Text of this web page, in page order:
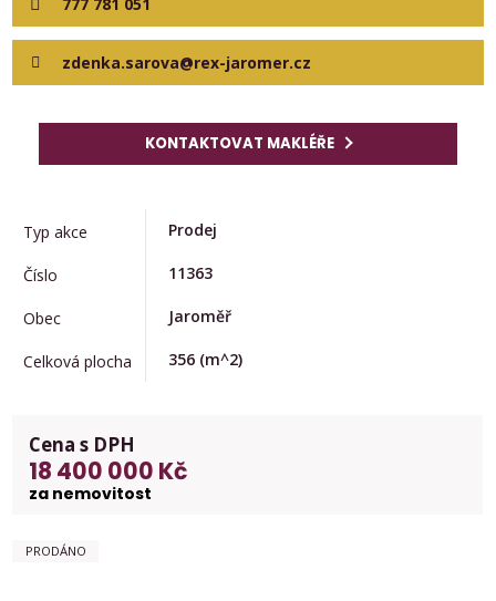
zdenka.sarova@rex-jaromer.cz
KONTAKTOVAT MAKLÉŘE
Typ akce Prodej
Číslo 11363
Obec Jaroměř
Celková plocha 356 (m^2)
Cena s DPH
18 400 000 Kč
za nemovitost
PRODÁNO